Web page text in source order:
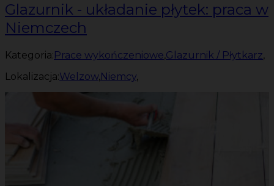
Glazurnik - układanie płytek: praca w
Niemczech
Kategoria:Prace wykończeniowe,Glazurnik / Płytkarz,
Lokalizacja:Welzow,Niemcy,